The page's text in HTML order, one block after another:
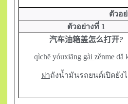
ตัวอ
ตัวอย่างที่ 1
汽车油箱盖怎么打开?
qìchē yóuxiāng gàizěnme dǎ
ฝาถังน้ำมันรถยนต์เปิดยัง